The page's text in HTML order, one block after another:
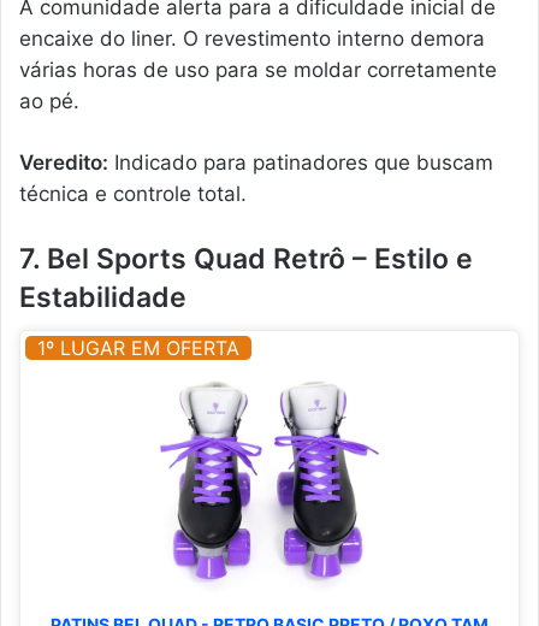
A comunidade alerta para a dificuldade inicial de
encaixe do liner. O revestimento interno demora
várias horas de uso para se moldar corretamente
ao pé.
Veredito: Indicado para patinadores que buscam
técnica e controle total.
7. Bel Sports Quad Retrô – Estilo e
Estabilidade
1º LUGAR EM OFERTA